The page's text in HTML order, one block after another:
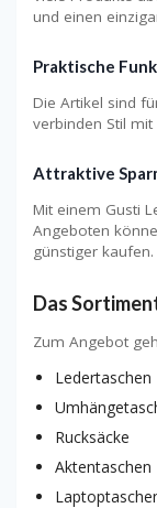
und einen
Praktische
Die Artikel sind
verbinden Stil mit
Attraktive
Mit einem Gusti
Angeboten
günstiger kaufen.
Das
Zum Angebot
Ledertaschen
Rucksäcke
Aktentaschen